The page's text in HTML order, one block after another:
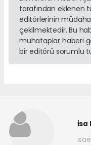
tarafından eklenen
editörlerinin
çekilmektedir. Bu
muhataplar haberi
bir editörü sorumlu
İsa